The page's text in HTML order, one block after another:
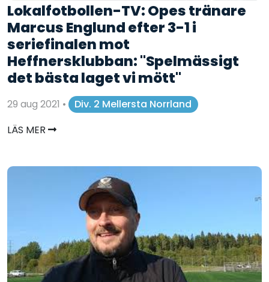
Lokalfotbollen-TV: Opes tränare
Marcus Englund efter 3-1 i
seriefinalen mot
Heffnersklubban: "Spelmässigt
det bästa laget vi mött"
29 aug 2021 •
Div. 2 Mellersta Norrland
LÄS MER